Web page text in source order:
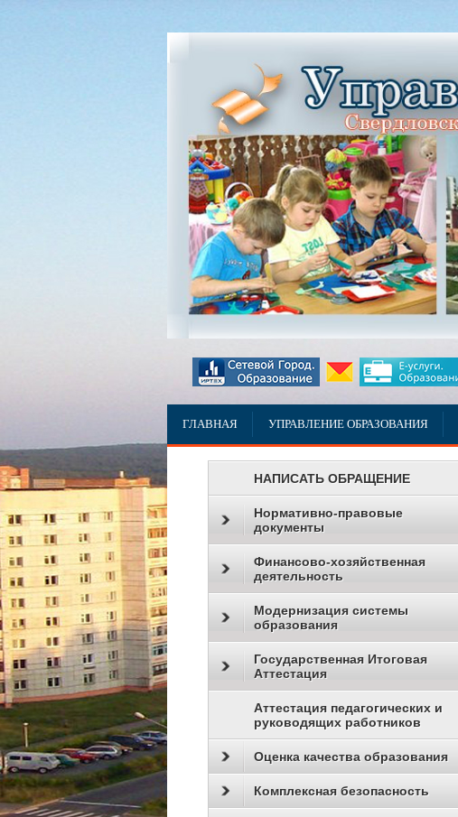
ГЛАВНАЯ УПРАВЛЕНИЕ ОБРАЗОВАНИЯ
НАПИСАТЬ ОБРАЩЕНИЕ
Нормативно-правовые
документы
Финансово-хозяйственная
деятельность
Модернизация системы
образования
Государственная Итоговая
Аттестация
Аттестация педагогических и
руководящих работников
Оценка качества образования
Комплексная безопасность